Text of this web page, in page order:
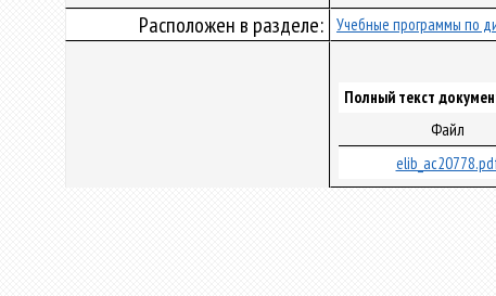
Расположен в разделе: Учебные программы по
Полный текст
Файл